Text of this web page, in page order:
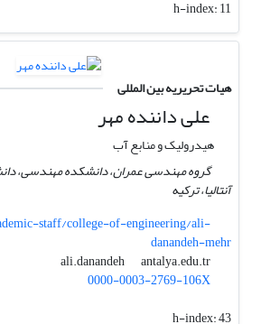
h-index:11
هیات تحریریه بین المللی
علی داننده مهر
هیدرولیک و منابع آب
گروه مهندسی عمران، دانشکده مهندسی،
آنتالیا، ترکیه
staff/college-of-engineering/ali-
danandeh-mehr
ali.danandeh
antalya.edu.tr
0000-0003-2769-106X
h-index:43